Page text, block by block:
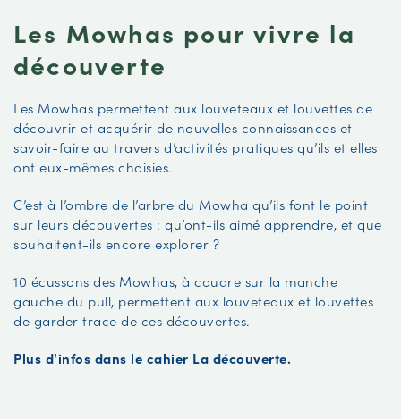
Les Mowhas pour vivre la
découverte
Les Mowhas permettent aux louveteaux et louvettes de
découvrir et acquérir de nouvelles connaissances et
savoir-faire au travers d’activités pratiques qu’ils et elles
ont eux-mêmes choisies.
C’est à l’ombre de l’arbre du Mowha qu’ils font le point
sur leurs découvertes : qu’ont-ils aimé apprendre, et que
souhaitent-ils encore explorer ?
10 écussons des Mowhas, à coudre sur la manche
gauche du pull, permettent aux louveteaux et louvettes
de garder trace de ces découvertes.
Plus d'infos dans le cahier La découverte.